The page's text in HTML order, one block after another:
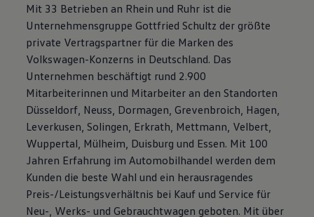
Individualisieren
Wallbox und Ladekabel
Digitale Extras
Dienste für Ihr Modell finden
Volkswagen Apps, Login und Shop
Handy und Fahrzeug verbinden
Updates für Software, Karten und Radio
Über Ihr Auto
Vorgängermodelle
Kundeninformationen
Volkswagen Kundenbetreuung
Warn- und Kontrollleuchten
Assistenzsysteme
Digitale Betriebsanleitung
Live Beratung
Magazin
Lifestyle
Mit 33 Betrieben an Rhein und Ruhr ist die
Unternehmensgruppe Gottfried Schultz der größte
private Vertragspartner für die Marken des
Volkswagen-Konzerns in Deutschland. Das
Unternehmen beschäftigt rund 2.900
Mitarbeiterinnen und Mitarbeiter an den Standorten
Düsseldorf, Neuss, Dormagen, Grevenbroich, Hagen,
Leverkusen, Solingen, Erkrath, Mettmann, Velbert,
Wuppertal, Mülheim, Duisburg und Essen. Mit 100
Jahren Erfahrung im Automobilhandel werden dem
Kunden die beste Wahl und ein herausragendes
Preis-/Leistungsverhältnis bei Kauf und Service für
Neu-, Werks- und Gebrauchtwagen geboten. Mit über